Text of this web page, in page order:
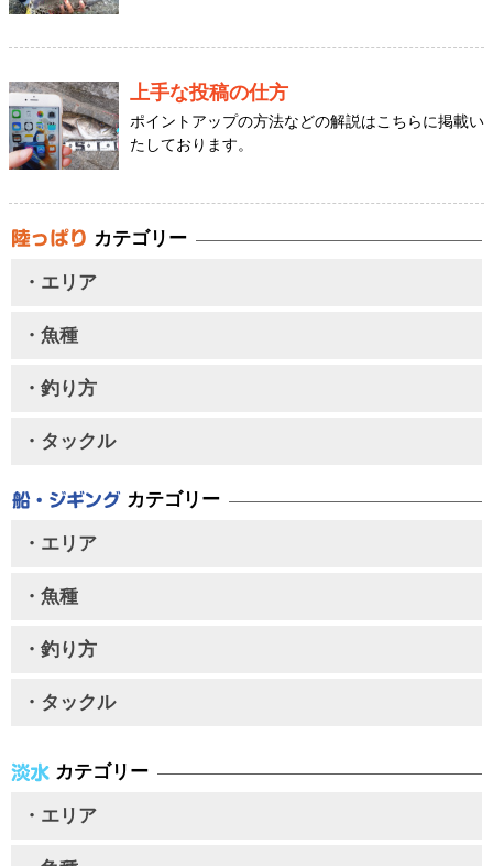
上手な投稿の仕方
ポイントアップの方法などの解説はこちらに掲載い
たしております。
カテゴリー
・エリア
・魚種
・釣り方
・タックル
カテゴリー
・エリア
・魚種
・釣り方
・タックル
カテゴリー
・エリア